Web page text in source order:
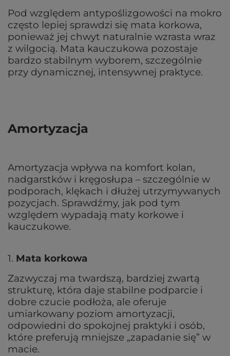
Pod względem antypoślizgowości na mokro
często lepiej sprawdzi się mata korkowa,
ponieważ jej chwyt naturalnie wzrasta wraz
z wilgocią. Mata kauczukowa pozostaje
bardzo stabilnym wyborem, szczególnie
przy dynamicznej, intensywnej praktyce.
Amortyzacja
Amortyzacja wpływa na komfort kolan,
nadgarstków i kręgosłupa – szczególnie w
podporach, klękach i dłużej utrzymywanych
pozycjach. Sprawdźmy, jak pod tym
względem wypadają maty korkowe i
kauczukowe.
1. Mata korkowa
Zazwyczaj ma twardszą, bardziej zwartą
strukturę, która daje stabilne podparcie i
dobre czucie podłoża, ale oferuje
umiarkowany poziom amortyzacji,
odpowiedni do spokojnej praktyki i osób,
które preferują mniejsze „zapadanie się” w
macie.